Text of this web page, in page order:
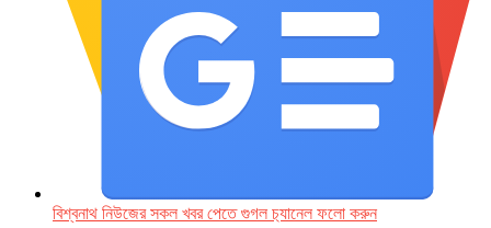
বিশ্বনাথ নিউজের সকল খবর পেতে গুগল চ‌্যানেল ফলো করুন